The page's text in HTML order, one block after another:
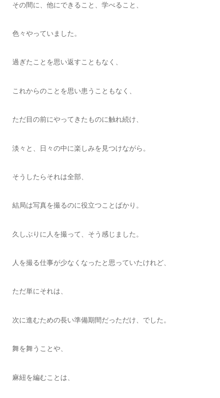
その間に、他にできること、学べること、
色々やっていました。
過ぎたことを思い返すこともなく、
これからのことを思い患うこともなく、
ただ目の前にやってきたものに触れ続け、
淡々と、日々の中に楽しみを見つけながら。
そうしたらそれは全部、
結局は写真を撮るのに役立つことばかり。
久しぶりに人を撮って、そう感じました。
人を撮る仕事が少なくなったと思っていたけれど、
ただ単にそれは、
次に進むための長い準備期間だっただけ、でした。
舞を舞うことや、
麻紐を編むことは、